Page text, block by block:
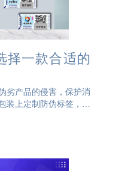
择一款合适的
劣产品的侵害，保护消
装上定制防伪标签，从
要的部分。防伪标签是